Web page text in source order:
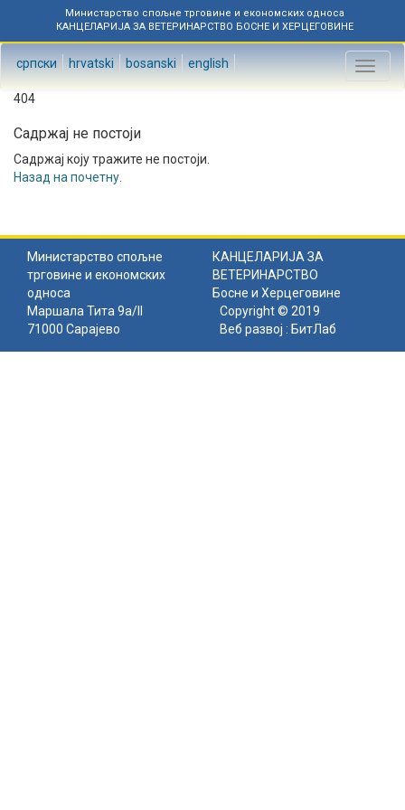
Министарство спољне трговине и економских односа
КАНЦЕЛАРИЈА ЗА ВЕТЕРИНАРСТВО БОСНЕ И ХЕРЦЕГОВИНЕ
српски hrvatski bosanski english
Toggle
404
Садржај не постоји
Садржај коју тражите не постоји.
Назад на почетну
Министарство спољне
трговине и економских
односа
КАНЦЕЛАРИЈА ЗА
ВЕТЕРИНАРСТВО
Босне и Херцеговине
Маршала Тита 9а/II
71000 Сарајево
Copyright © 2019
Веб развој : БитЛаб